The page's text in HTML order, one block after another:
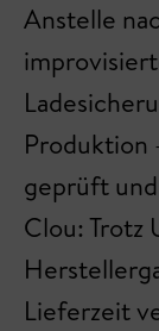
Anstelle
Produktion
geprüft
Clou: Trotz
Lieferzeit